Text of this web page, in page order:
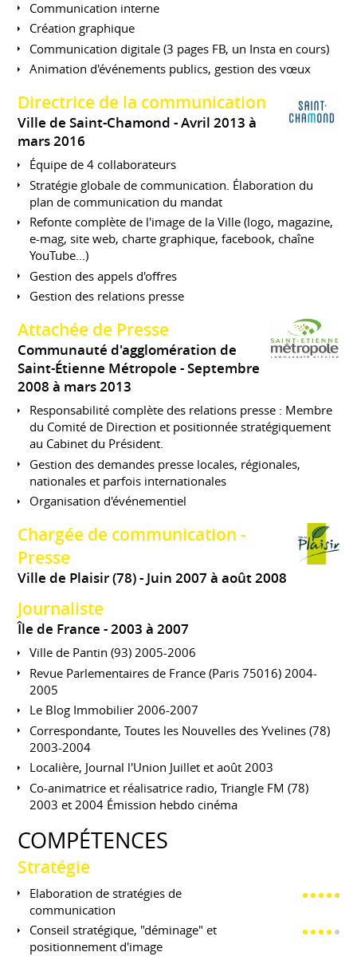
Communication interne
Création graphique
Communication digitale (3 pages FB, un Insta en cours)
Animation d'événements publics, gestion des vœux
Directrice de la communication
Ville de Saint-Chamond
Avril 2013 à
mars 2016
Équipe de 4 collaborateurs
Stratégie globale de communication. Élaboration du
plan de communication du mandat
Refonte complète de l'image de la Ville (logo, magazine,
e-mag, site web, charte graphique, facebook, chaîne
YouTube...)
Gestion des appels d'offres
Gestion des relations presse
Attachée de Presse
Communauté d'agglomération de
Saint-Étienne Métropole
Septembre
2008 à mars 2013
Responsabilité complète des relations presse : Membre
du Comité de Direction et positionnée stratégiquement
au Cabinet du Président.
Gestion des demandes presse locales, régionales,
nationales et parfois internationales
Organisation d'événementiel
Chargée de communication -
Presse
Ville de Plaisir (78) Juin 2007 à août 2008
Journaliste
Île de France 2003 à 2007
Ville de Pantin (93) 2005-2006
Revue Parlementaires de France (Paris 75016) 2004-
2005
Le Blog Immobilier 2006-2007
Correspondante, Toutes les Nouvelles des Yvelines (78)
2003-2004
Localière, Journal l'Union Juillet et août 2003
Co-animatrice et réalisatrice radio, Triangle FM (78)
2003 et 2004 Émission hebdo cinéma
COMPÉTENCES
Stratégie
Elaboration de stratégies de
communication
Conseil stratégique, "déminage" et
positionnement d'image